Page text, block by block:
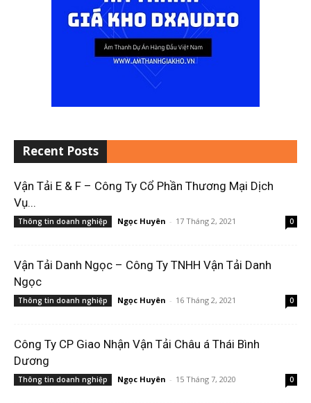
Recent Posts
Vận Tải E & F – Công Ty Cổ Phần Thương Mại Dịch
Vụ...
Thông tin doanh nghiệp Ngọc Huyên - 17 Tháng 2, 2021 0
Vận Tải Danh Ngọc – Công Ty TNHH Vận Tải Danh
Ngọc
Thông tin doanh nghiệp Ngọc Huyên - 16 Tháng 2, 2021 0
Công Ty CP Giao Nhận Vận Tải Châu á Thái Bình
Dương
Thông tin doanh nghiệp Ngọc Huyên - 15 Tháng 7, 2020 0